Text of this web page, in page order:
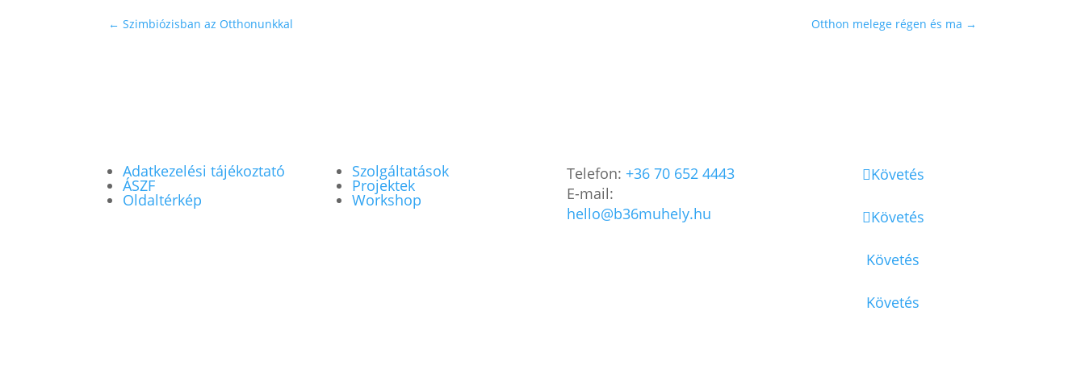
←Szimbiózisban az Otthonunkkal Otthon melege régen és ma →
Adatkezelési tájékoztató
ÁSZF
Oldaltérkép
Szolgáltatások
Projektek
Workshop
Telefon: +36 70 652 4443
E-mail:
hello@b36muhely.hu
Követés
Követés
Követés
Követés